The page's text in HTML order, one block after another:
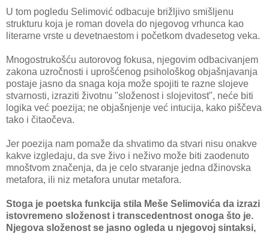
U tom pogledu Selimović odbacuje brižljivo smišljenu
strukturu koja je roman dovela do njegovog vrhunca kao
literarne vrste u devetnaestom i početkom dvadesetog veka.
Mnogostrukošću autorovog fokusa, njegovim odbacivanjem
zakona uzročnosti i uprošćenog psihološkog objašnjavanja
postaje jasno da snaga koja može spojiti te razne slojeve
stvarnosti, izraziti životnu "složenost i slojevitost", neće biti
logika već poezija; ne objašnjenje već intucija, kako piščeva
tako i čitaočeva.
Jer poezija nam pomaže da shvatimo da stvari nisu onakve
kakve izgledaju, da sve živo i neživo može biti zaodenuto
mnoštvom značenja, da je celo stvaranje jedna džinovska
metafora, ili niz metafora unutar metafora.
Stoga je poetska funkcija stila Meše Selimovića da izrazi
istovremeno složenost i transcedentnost onoga što je.
Njegova složenost se jasno ogleda u njegovoj sintaksi,